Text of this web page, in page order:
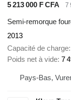
5 213 000 F CFA
7
Semi-remorque
2013
Capacité de charge
Poids net à vide 7
Pays-Bas,